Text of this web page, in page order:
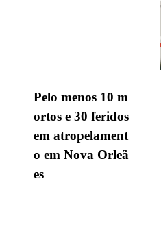
Pelo menos 10 m
ortos e 30 feridos
em atropelament
o em Nova Orleã
es